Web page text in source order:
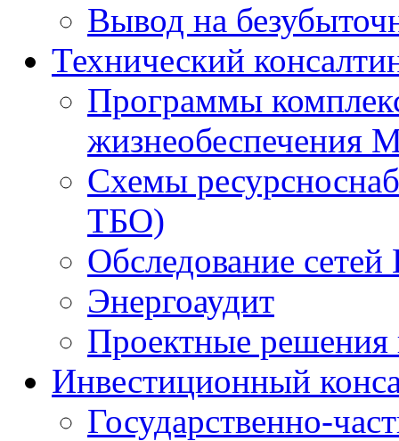
Вывод на
Технический
Программы
жизнеобеспечения
Схемы
ТБО)
Обследование
Энергоаудит
Проектные решения
Инвестиционный
Государственно-